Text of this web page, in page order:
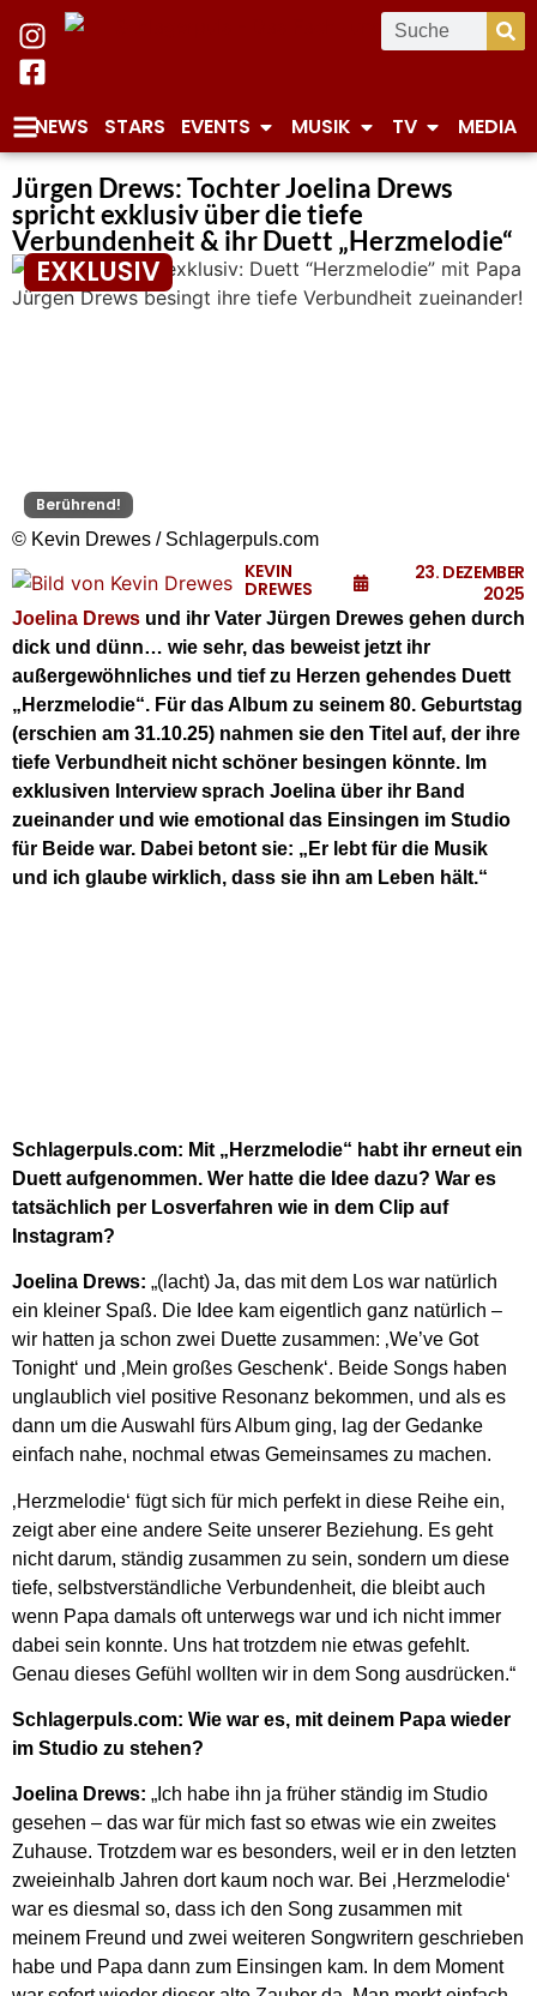
NEWS STARS EVENTS MUSIK TV MEDIA
Jürgen Drews: Tochter Joelina Drews
spricht exklusiv über die tiefe
Verbundenheit & ihr Duett „Herzmelodie“
EXKLUSIV
Berührend!
© Kevin Drewes / Schlagerpuls.com
KEVIN
DREWES
23. DEZEMBER
2025
Joelina Drews und ihr Vater Jürgen Drewes gehen durch
dick und dünn… wie sehr, das beweist jetzt ihr
außergewöhnliches und tief zu Herzen gehendes Duett
„Herzmelodie“. Für das Album zu seinem 80. Geburtstag
(erschien am 31.10.25) nahmen sie den Titel auf, der ihre
tiefe Verbundheit nicht schöner besingen könnte. Im
exklusiven Interview sprach Joelina über ihr Band
zueinander und wie emotional das Einsingen im Studio
für Beide war. Dabei betont sie: „Er lebt für die Musik
und ich glaube wirklich, dass sie ihn am Leben hält.“
Schlagerpuls.com: Mit „Herzmelodie“ habt ihr erneut ein
Duett aufgenommen. Wer hatte die Idee dazu? War es
tatsächlich per Losverfahren wie in dem Clip auf
Instagram?
Joelina Drews: „(lacht) Ja, das mit dem Los war natürlich
ein kleiner Spaß. Die Idee kam eigentlich ganz natürlich –
wir hatten ja schon zwei Duette zusammen: ‚We’ve Got
Tonight‘ und ‚Mein großes Geschenk‘. Beide Songs haben
unglaublich viel positive Resonanz bekommen, und als es
dann um die Auswahl fürs Album ging, lag der Gedanke
einfach nahe, nochmal etwas Gemeinsames zu machen.
‚Herzmelodie‘ fügt sich für mich perfekt in diese Reihe ein,
zeigt aber eine andere Seite unserer Beziehung. Es geht
nicht darum, ständig zusammen zu sein, sondern um diese
tiefe, selbstverständliche Verbundenheit, die bleibt auch
wenn Papa damals oft unterwegs war und ich nicht immer
dabei sein konnte. Uns hat trotzdem nie etwas gefehlt.
Genau dieses Gefühl wollten wir in dem Song ausdrücken.“
Schlagerpuls.com: Wie war es, mit deinem Papa wieder
im Studio zu stehen?
Joelina Drews: „Ich habe ihn ja früher ständig im Studio
gesehen – das war für mich fast so etwas wie ein zweites
Zuhause. Trotzdem war es besonders, weil er in den letzten
zweieinhalb Jahren dort kaum noch war. Bei ‚Herzmelodie‘
war es diesmal so, dass ich den Song zusammen mit
meinem Freund und zwei weiteren Songwritern geschrieben
habe und Papa dann zum Einsingen kam. In dem Moment